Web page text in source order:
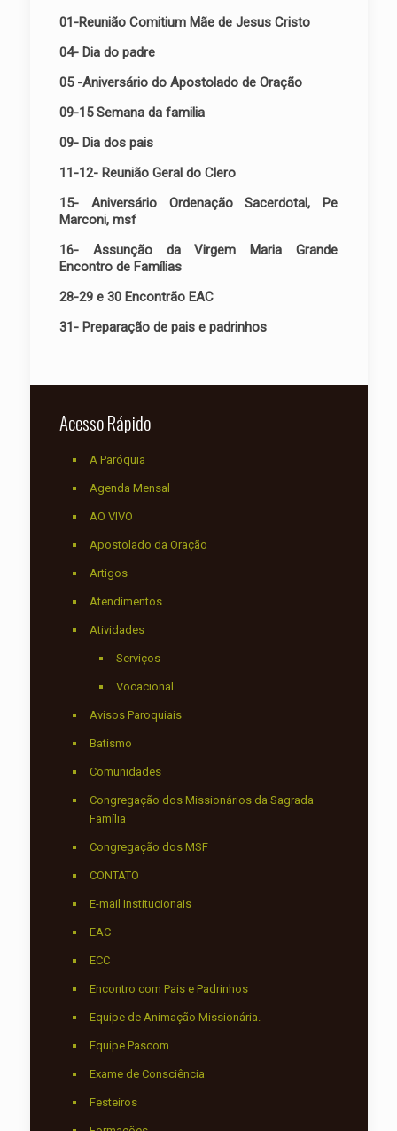
01-Reunião Comitium Mãe de Jesus Cristo
04- Dia do padre
05 -Aniversário do Apostolado de Oração
09-15 Semana da familia
09- Dia dos pais
11-12- Reunião Geral do Clero
15- Aniversário Ordenação Sacerdotal, Pe
Marconi, msf
16- Assunção da Virgem Maria Grande
Encontro de Famílias
28-29 e 30 Encontrão EAC
31- Preparação de pais e padrinhos
Acesso Rápido
A Paróquia
Agenda Mensal
AO VIVO
Apostolado da Oração
Artigos
Atendimentos
Atividades
Serviços
Vocacional
Avisos Paroquiais
Batismo
Comunidades
Congregação dos Missionários da Sagrada
Família
Congregação dos MSF
CONTATO
E-mail Institucionais
EAC
ECC
Encontro com Pais e Padrinhos
Equipe de Animação Missionária.
Equipe Pascom
Exame de Consciência
Festeiros